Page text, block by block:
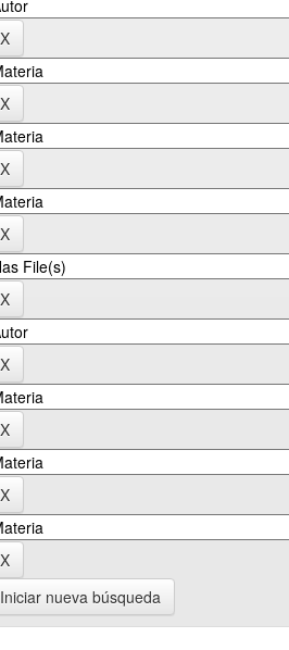
Iniciar nueva búsqueda